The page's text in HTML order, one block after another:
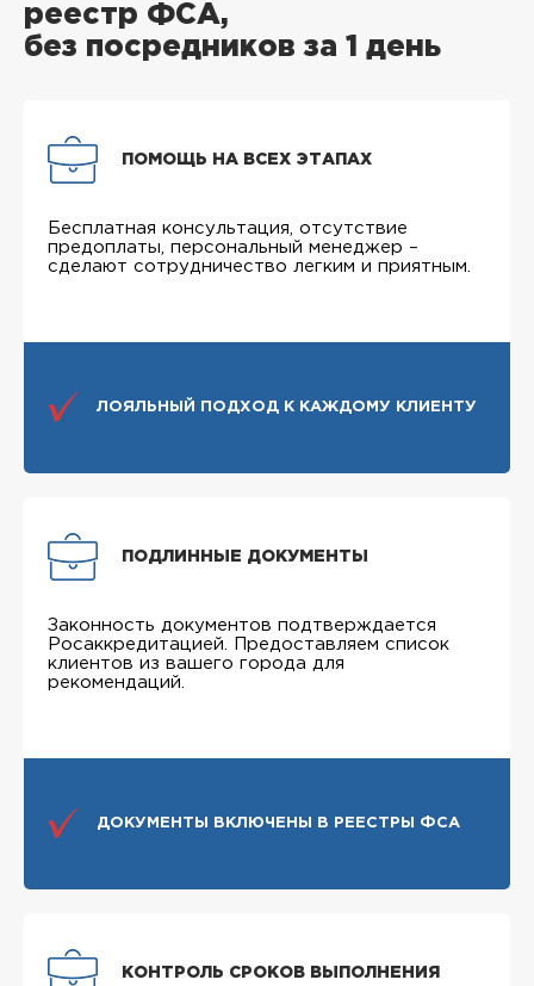
реестр ФСА,
без посредников за 1 день
ПОМОЩЬ НА ВСЕХ ЭТАПАХ
Бесплатная консультация, отсутствие
предоплаты, персональный менеджер –
сделают сотрудничество легким и приятным.
ЛОЯЛЬНЫЙ ПОДХОД К КАЖДОМУ КЛИЕНТУ
ПОДЛИННЫЕ ДОКУМЕНТЫ
Законность документов подтверждается
Росаккредитацией. Предоставляем список
клиентов из вашего города для
рекомендаций.
ДОКУМЕНТЫ ВКЛЮЧЕНЫ В РЕЕСТРЫ ФСА
КОНТРОЛЬ СРОКОВ ВЫПОЛНЕНИЯ